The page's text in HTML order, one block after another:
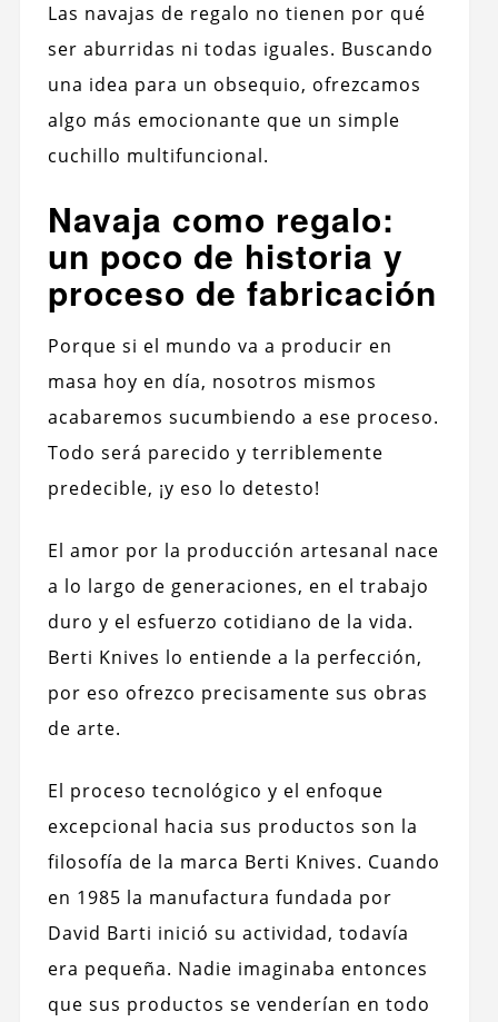
Las navajas de regalo no tienen por qué
ser aburridas ni todas iguales. Buscando
una idea para un obsequio, ofrezcamos
algo más emocionante que un simple
cuchillo multifuncional.
Navaja como regalo:
un poco de historia y
proceso de fabricación
Porque si el mundo va a producir en
masa hoy en día, nosotros mismos
acabaremos sucumbiendo a ese proceso.
Todo será parecido y terriblemente
predecible, ¡y eso lo detesto!
El amor por la producción artesanal nace
a lo largo de generaciones, en el trabajo
duro y el esfuerzo cotidiano de la vida.
Berti Knives lo entiende a la perfección,
por eso ofrezco precisamente sus obras
de arte.
El proceso tecnológico y el enfoque
excepcional hacia sus productos son la
filosofía de la marca Berti Knives. Cuando
en 1985 la manufactura fundada por
David Barti inició su actividad, todavía
era pequeña. Nadie imaginaba entonces
que sus productos se venderían en todo